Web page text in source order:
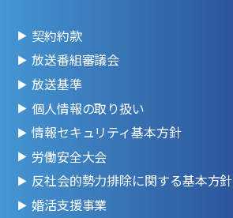
契約約款
放送番組審議会
放送基準
個人情報の取り扱い
情報セキュリティ基本方針
労働安全大会
反社会的勢力排除に関する基本方針
婚活支援事業